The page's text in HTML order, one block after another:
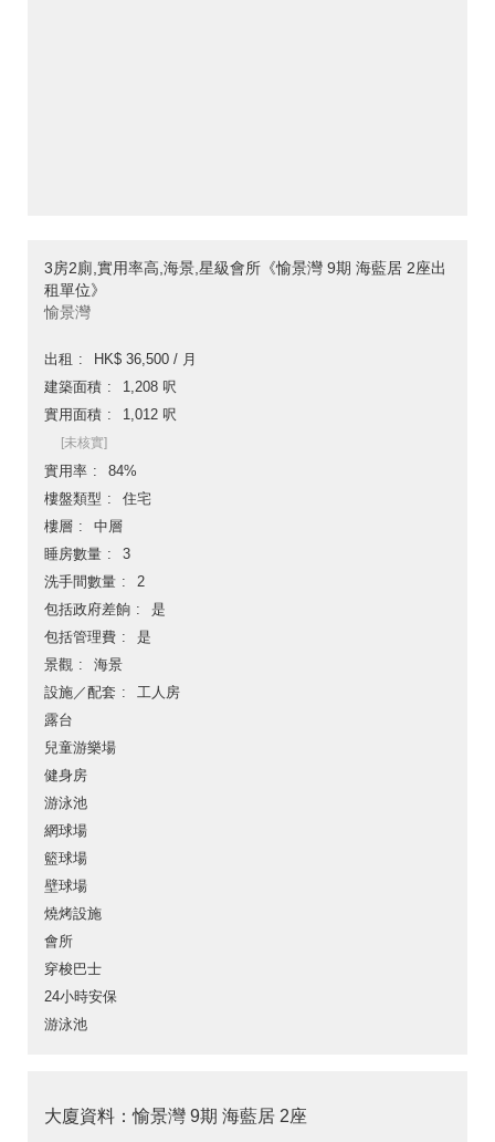
3房2廁,實用率高,海景,星級會所《愉景灣 9期 海藍居 2座出
租單位》
愉景灣
出租
HK$ 36,500 / 月
建築面積
1,208 呎
實用面積
1,012 呎
[未核實]
實用率
84%
樓盤類型
住宅
樓層
中層
睡房數量
3
洗手間數量
2
包括政府差餉
是
包括管理費
是
景觀
海景
設施／配套
工人房
露台
兒童游樂場
健身房
游泳池
網球場
籃球場
壁球場
燒烤設施
會所
穿梭巴士
24小時安保
游泳池
大廈資料：愉景灣 9期 海藍居 2座